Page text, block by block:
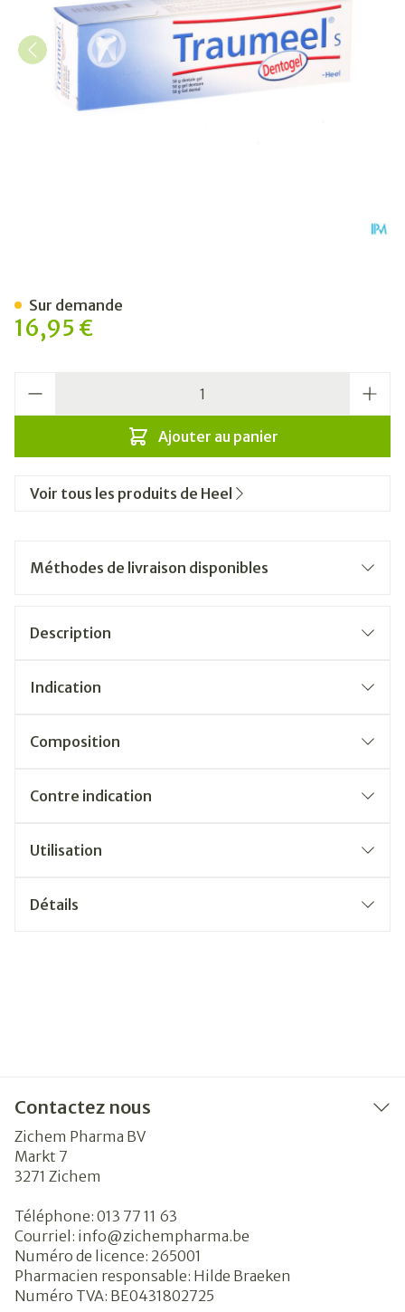
16,95 €
Ajouter au panier
Sur demande
Voir tous les produits de Heel
Méthodes de livraison disponibles
Description
Indication
Composition
Contre indication
Utilisation
Détails
Contactez nous
Zichem Pharma BV
Markt 7
3271 Zichem
Téléphone: 013 77 11 63
Courriel: info@zichempharma.be
Numéro de licence: 265001
Pharmacien responsable: Hilde Braeken
Numéro TVA: BE0431802725